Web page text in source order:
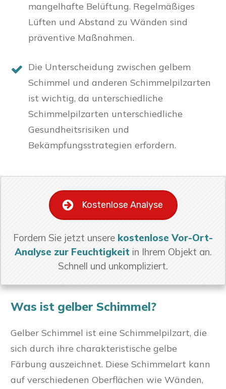
mangelhafte Belüftung. Regelmäßiges
Lüften und Abstand zu Wänden sind
präventive Maßnahmen.
Die Unterscheidung zwischen gelbem
Schimmel und anderen Schimmelpilzarten
ist wichtig, da unterschiedliche
Schimmelpilzarten unterschiedliche
Gesundheitsrisiken und
Bekämpfungsstrategien erfordern.
Kostenlose Analyse
Fordern Sie jetzt unsere kostenlose Vor-Ort-
Analyse zur Feuchtigkeit in Ihrem Objekt an.
Schnell und unkompliziert.
Was ist gelber Schimmel?
Gelber Schimmel ist eine Schimmelpilzart, die
sich durch ihre charakteristische gelbe
Färbung auszeichnet. Diese Schimmelart kann
auf verschiedenen Oberflächen wie Wänden,